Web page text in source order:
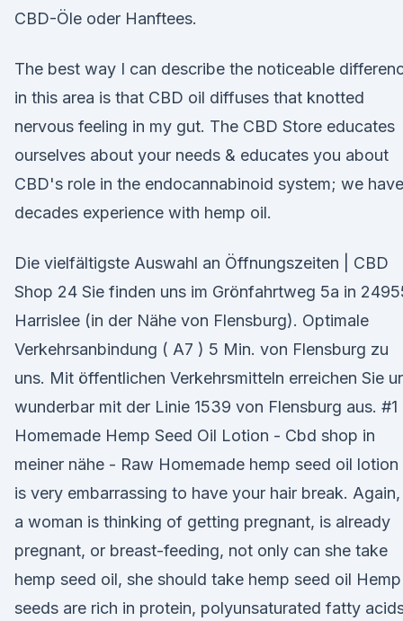
CBD-Öle oder Hanftees.
The best way I can describe the noticeable
in this area is that CBD oil diffuses that knotted
nervous feeling in my gut. The CBD Store educates
ourselves about your needs & educates you about
CBD's role in the endocannabinoid system; we have
decades experience with hemp oil.
Die vielfältigste Auswahl an Öffnungszeiten | CBD
Shop 24 Sie finden uns im Grönfahrtweg 5a in
Harrislee (in der Nähe von Flensburg). Optimale
Verkehrsanbindung ( A7 ) 5 Min. von Flensburg zu
uns. Mit öffentlichen Verkehrsmitteln erreichen Sie
wunderbar mit der Linie 1539 von Flensburg aus. #1
Homemade Hemp Seed Oil Lotion - Cbd shop in
meiner nähe - Raw Homemade hemp seed oil lotion
is very embarrassing to have your hair break.
a woman is thinking of getting pregnant, is already
pregnant, or breast-feeding, not only can she take
hemp seed oil, she should take hemp seed oil Hemp
seeds are rich in protein, polyunsaturated fatty